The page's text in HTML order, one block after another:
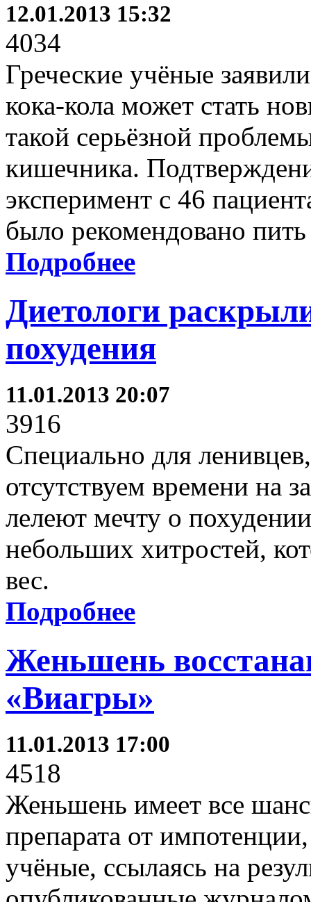
12.01.2013 15:32
4034
Греческие учёные
кока-кола может стать
такой серьёзной
кишечника.
эксперимент с 46
было рекомендовано
Подробнее
Диетологи
похудения
11.01.2013 20:07
3916
Специально для
отсутствуем времени на
лелеют мечту о
небольших хитростей,
вес.
Подробнее
Женьшень
«Виагры»
11.01.2013 17:00
4518
Женьшень имеет все
препарата от
учёные, ссылаясь на